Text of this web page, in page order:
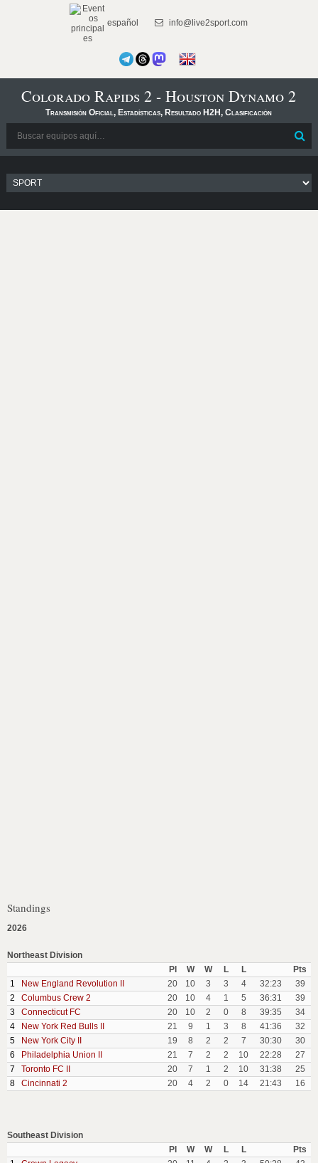
español info@live2sport.com
Colorado Rapids 2 - Houston Dynamo 2
Transmisión Oficial, Estadísticas, Resultado H2H, Clasificación
Standings
2026
Northeast Division
Pl
W W L L
Pts
1
New England Revolution II 20 10 3 3 4 32:23
39
2
Columbus Crew 2 20 10 4 1 5 36:31
39
3
Connecticut FC 20 10 2 0 8 39:35
34
4
New York Red Bulls II 21 9 1 3 8 41:36
32
5
New York City II 19 8 2 2 7 30:30
30
6
Philadelphia Union II 21 7 2 2 10 22:28
27
7
Toronto FC II 20 7 1 2 10 31:38
25
8
Cincinnati 2 20 4 2 0 14 21:43 16
Southeast Division
Pl
W W L L
Pts